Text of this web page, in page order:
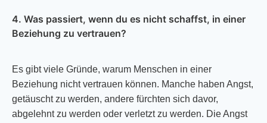
4. Was passiert, wenn du es nicht schaffst, in einer
Beziehung zu vertrauen?
Es gibt viele Gründe, warum Menschen in einer
Beziehung nicht vertrauen können. Manche haben Angst,
getäuscht zu werden, andere fürchten sich davor,
abgelehnt zu werden oder verletzt zu werden. Die Angst